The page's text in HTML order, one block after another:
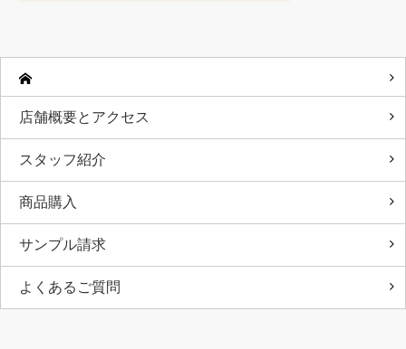
店舗概要とアクセス
スタッフ紹介
商品購入
サンプル請求
よくあるご質問